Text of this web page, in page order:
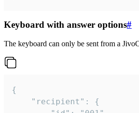
Keyboard with answer options#
The keyboard can only be sent from a
{